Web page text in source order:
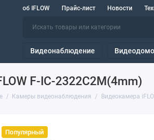
об IFLOW Прайс-лист Новости
Видеонаблюдение
F-IC-2322C2M(4mm)
Камеры видеонаблюдения Видеокамера
Популярный